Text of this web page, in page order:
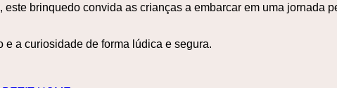
brinquedo convida as crianças a embarcar em uma jornada
e a curiosidade de forma lúdica e segura.